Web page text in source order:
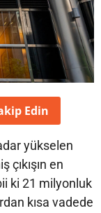
Edin
yükselen
çıkışın en
ki 21 milyonluk
kısa vadede